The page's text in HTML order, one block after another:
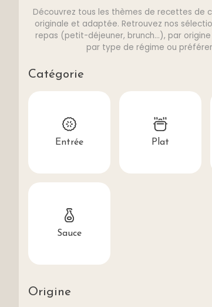
Découvrez tous les thèmes de recettes de
originale et adaptée. Retrouvez nos
repas (petit-déjeuner, brunch...), par
par type de régime ou
Catégorie
Entrée Plat
Sauce
Origine